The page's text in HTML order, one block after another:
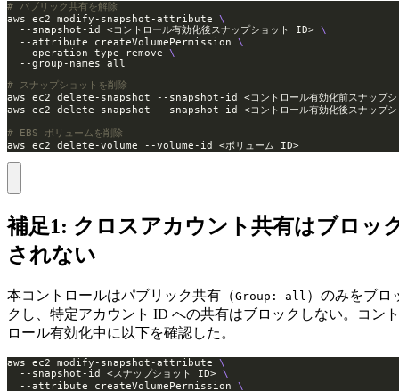
# パブリック共有を解除
aws ec2 modify-snapshot-attribute
  --snapshot-id <コントロール有効化後スナップショット ID>
  --attribute createVolumePermission
  --operation-type remove
# スナップショットを削除
# EBS ボリュームを削除
aws ec2 delete-volume --volume-id <ボリューム ID>
補足1: クロスアカウント共有はブロッ
されない
本コントロールはパブリック共有（Group: all ）のみをブロ
クし、特定アカウント ID への共有はブロックしない。コント
ロール有効化中に以下を確認した。
aws ec2 modify-snapshot-attribute
  --snapshot-id <スナップショット ID>
  --attribute createVolumePermission